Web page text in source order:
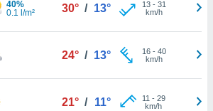
40%
0.1 l/m²
30° / 13° 13- 31
km/h
24° / 13° 16- 40
km/h
21° / 11° 11 - 29
km/h